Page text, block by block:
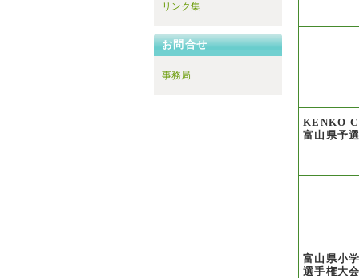
リンク集
お問合せ
事務局
KENKO
富山県予
富山県小
選手権大